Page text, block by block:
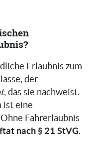
Erlaubnis zum
der
, das sie nachweist.
ist eine
Fahrerlaubnis
nach § 21 StVG.